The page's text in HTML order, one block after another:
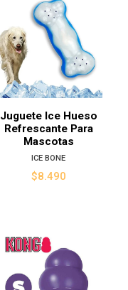
Juguete Ice Hueso
Refrescante Para
Mascotas
ICE BONE
$8.490